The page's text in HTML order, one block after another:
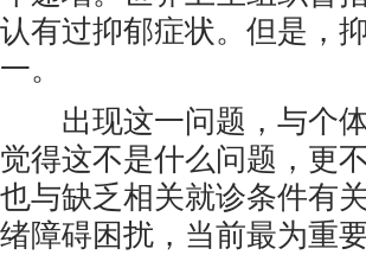
认有过抑郁症状。但是，
一。
出现这一问题，与个体
觉得这不是什么问题，更
也与缺乏相关就诊条件有
绪障碍困扰，当前最为重